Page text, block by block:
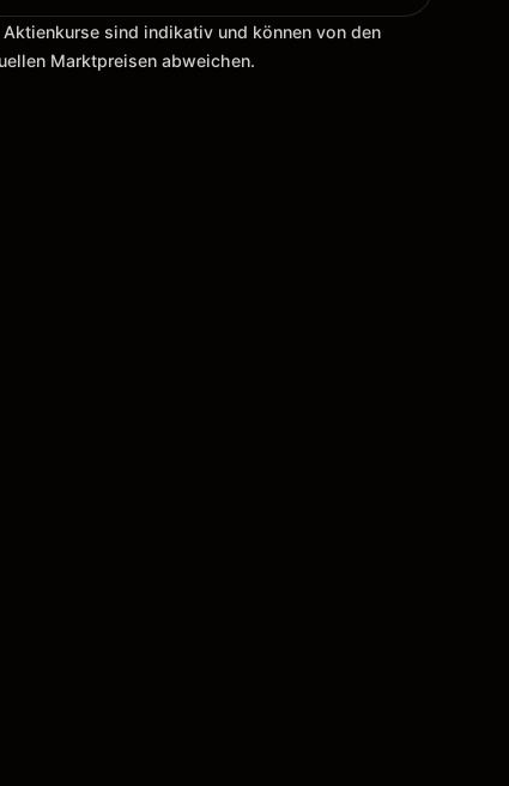
Aktienkurse sind indikativ und können von den
Marktpreisen abweichen.